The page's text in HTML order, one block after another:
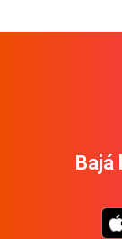
Bajá